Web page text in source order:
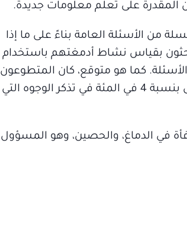
المقدرة على تعلم معلومات جديدة.
من الأسئلة العامة بناءً على ما إذا
بقياس نشاط أدمغتهم باستخدام
كما هو متوقع، كان المتطوعون
أفضل في تذكر الإجابات التي كان لديهم فضول لمعرفتها، كما كانوا أيضًا أفضل بنسبة 4 في المئة في تذكر الوجوه التي
في الدماغ، والحصين، وهو المسؤول